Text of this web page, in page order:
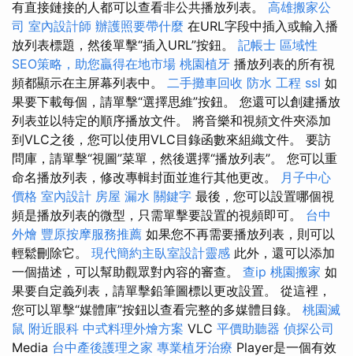
有直接鏈接的人都可以查看非公共播放列表。 高雄搬家公
司 室內設計師 辦護照要帶什麼 在URL字段中插入或輸入播
放列表標題，然後單擊“插入URL”按鈕。 記帳士 區域性
SEO策略，助您贏得在地市場 桃園植牙 播放列表的所有視
頻都顯示在主屏幕列表中。 二手攤車回收 防水 工程 ssl 如
果要下載每個，請單擊“選擇思維”按鈕。 您還可以創建播放
列表並以特定的順序播放文件。 將音樂和視頻文件夾添加
到VLC之後，您可以使用VLC目錄函數來組織文件。 要訪
問庫，請單擊“視圖”菜單，然後選擇“播放列表”。 您可以重
命名播放列表，修改專輯封面並進行其他更改。 月子中心
價格 室內設計 房屋 漏水 關鍵字 最後，您可以設置哪個視
頻是播放列表的微型，只需單擊要設置的視頻即可。 台中
外燴 豐原按摩服務推薦 如果您不再需要播放列表，則可以
輕鬆刪除它。 現代簡約主臥室設計靈感 此外，還可以添加
一個描述，可以幫助觀眾對內容的審查。 查ip 桃園搬家 如
果要自定義列表，請單擊鉛筆圖標以更改設置。 從這裡，
您可以單擊“媒體庫”按鈕以查看完整的多媒體目錄。 桃園滅
鼠 附近眼科 中式料理外燴方案 VLC 平價助聽器 偵探公司
Media 台中產後護理之家 專業植牙治療 Player是一個有效